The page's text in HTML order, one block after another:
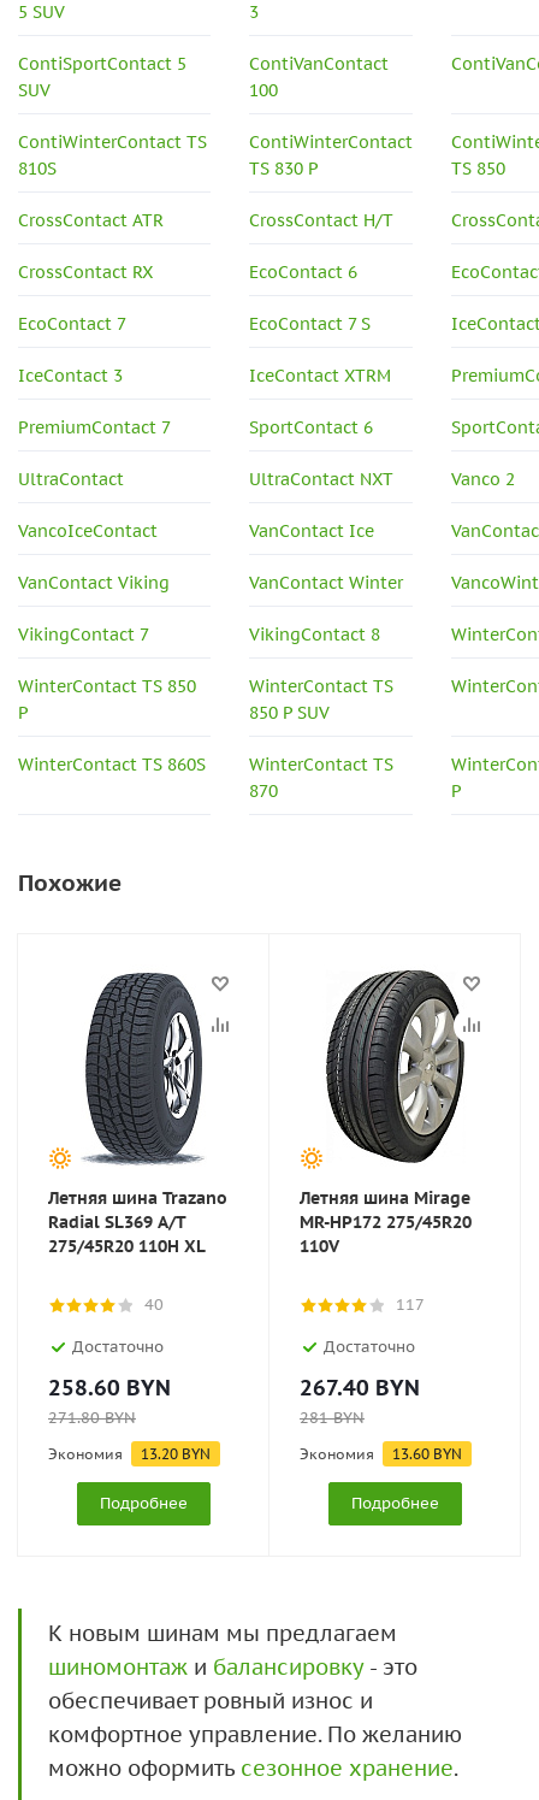
5 SUV
3
ContiSportContact 5
SUV
ContiVanContact
100
ContiWinterContact TS
810S
ContiWinterContact
TS 830 P
TS 850
CrossContact ATR CrossContact H/T
CrossContact RX EcoContact 6
EcoContact 7 EcoContact 7 S
IceContact 3 IceContact XTRM
PremiumContact 7 SportContact 6
UltraContact UltraContact NXT Vanco 2
VancoIceContact VanContact Ice
VanContact Viking VanContact Winter
VikingContact 7 VikingContact 8
WinterContact TS 850
P
WinterContact TS
850 P SUV
WinterContact TS 860S
WinterContact TS
870
P
Похожие
Летняя шина Trazano
Radial SL369 A/T
275/45R20 110H XL
40
Достаточно
258.60 BYN
271.80BYN
Экономия 13.20 BYN
Подробнее
Летняя шина Mirage
MR-HP172 275/45R20
110V
117
Достаточно
267.40 BYN
281BYN
Экономия 13.60 BYN
Подробнее
К новым шинам мы предлагаем
шиномонтаж и балансировку- это
обеспечивает ровный износ и
комфортное управление. По желанию
можно оформить сезонное хранение.